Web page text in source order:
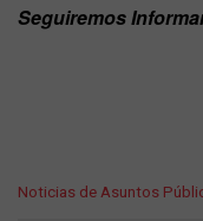
Seguiremos
C
Noticias de Asuntos